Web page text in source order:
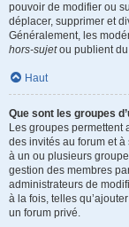
pouvoir de modifier ou
déplacer, supprimer et
Généralement, les
hors-sujetou publient du
Haut
Que sont les groupes
Les groupes permettent
des invités au forum et
à un ou plusieurs
gestion des membres
administrateurs de
à la fois, telles
un forum privé.